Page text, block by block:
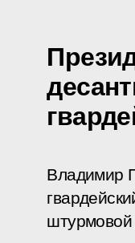
Владимир
штурмовой